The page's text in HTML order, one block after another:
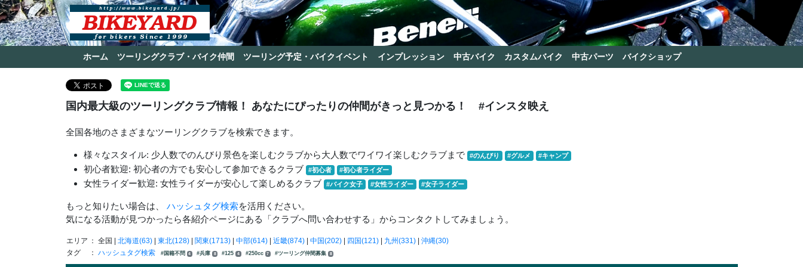
ホーム ツーリングクラブ・バイク仲間 ツーリング予定・バイクイベント インプレッション 中古バイク カスタムバイク 中古パーツ バイクショップ
国内最大級のツーリングクラブ情報！ あなたにぴったりの仲間がきっと見つかる！ #インスタ映え
全国各地のさまざまなツーリングクラブを検索できます。
様々なスタイル: 少人数でのんびり景色を楽しむクラブから大人数でワイワイ楽しむクラブまで #のんびり #グルメ #キャンプ
初心者歓迎: 初心者の方でも安心して参加できるクラブ #初心者 #初心者ライダー
女性ライダー歓迎: 女性ライダーが安心して楽しめるクラブ #バイク女子 #女性ライダー #女子ライダー
もっと知りたい場合は、 ハッシュタグ検索を活用ください。
気になる活動が見つかったら各紹介ページにある「クラブへ問い合わせする」からコンタクトしてみましょう。
エリア ： 全国 | 北海道(63)| 東北(128)| 関東(1713)| 中部(614)| 近畿(874)| 中国(202)| 四国(121)| 九州(331)| 沖縄(30)
タグ
： ハッシュタグ検索 #国籍不問 4 #兵庫 8 #125 4 #250cc 7 #ツーリング仲間募集 8